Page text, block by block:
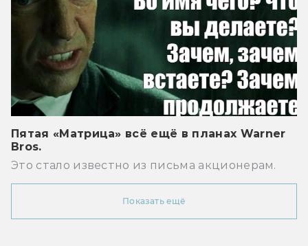
Пятая «Матрица» всё ещё в планах Warner
Bros.
Это стало известно из письма акционерам.
Показать ещё